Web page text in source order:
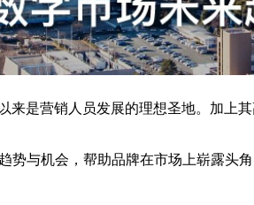
来是营销人员发展的理想圣地。加上
与机会，帮助品牌在市场上崭露头